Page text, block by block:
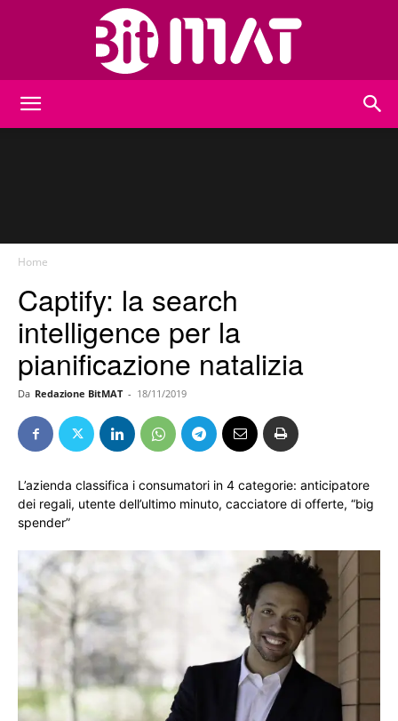
Home
Captify: la search
intelligence per la
pianificazione natalizia
Da Redazione BitMAT - 18/11/2019
L’azienda classifica i consumatori in 4 categorie: anticipatore
dei regali, utente dell’ultimo minuto, cacciatore di offerte, “big
spender”